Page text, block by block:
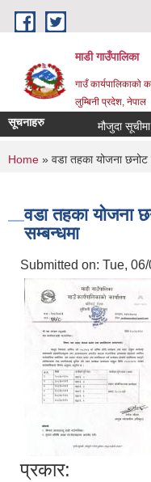
Skip to main content
माडी गाउँपालिका
गाउँ कार्यपालिकाको
लुम्बिनी प्रदेश, नेपाल
सूचनाहरु मौजुदा सूचीमा
You are here
Home » वडा तहका योजना छनोट
वडा तहका योजना
सम्बन्धमा
Submitted on: Tue,
प्रकार: